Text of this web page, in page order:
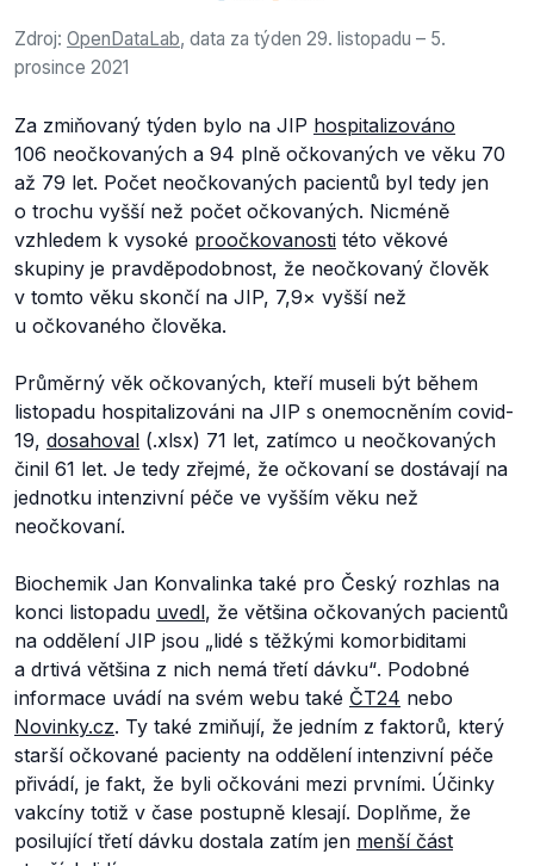
Zdroj: OpenDataLab, data za týden 29. listopadu – 5.
prosince 2021
Za zmiňovaný týden bylo na JIP hospitalizováno
106 neočkovaných a 94 plně očkovaných ve věku 70
až 79 let. Počet neočkovaných pacientů byl tedy jen
o trochu vyšší než počet očkovaných. Nicméně
vzhledem k vysoké proočkovanosti této věkové
skupiny je pravděpodobnost, že neočkovaný člověk
v tomto věku skončí na JIP, 7,9× vyšší než
u očkovaného člověka.
Průměrný věk očkovaných, kteří museli být během
listopadu hospitalizováni na JIP s onemocněním covid-
19, dosahoval (.xlsx) 71 let, zatímco u neočkovaných
činil 61 let. Je tedy zřejmé, že očkovaní se dostávají na
jednotku intenzivní péče ve vyšším věku než
neočkovaní.
Biochemik Jan Konvalinka také pro Český rozhlas na
konci listopadu uvedl, že většina očkovaných pacientů
na oddělení JIP jsou „lidé s těžkými komorbiditami
a drtivá většina z nich nemá třetí dávku“. Podobné
informace uvádí na svém webu také ČT24 nebo
Novinky.cz. Ty také zmiňují, že jedním z faktorů, který
starší očkované pacienty na oddělení intenzivní péče
přivádí, je fakt, že byli očkováni mezi prvními. Účinky
vakcíny totiž v čase postupně klesají. Doplňme, že
posilující třetí dávku dostala zatím jen menší část